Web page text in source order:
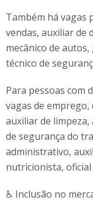
Também há vagas
vendas, auxiliar de
mecânico de
técnico de
Para pessoas com
vagas de
auxiliar de
de segurança do
administrativo,
nutricionista,
♿ Inclusão no